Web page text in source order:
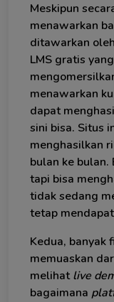
Meskipun
menawarkan
ditawarkan
LMS gratis
menawarkan
dapat
sini bisa. Situs
menghasilkan
bulan ke
tapi bisa
tidak sedang
tetap
Kedua, banyak
memuaskan
melihatlive
bagaimana